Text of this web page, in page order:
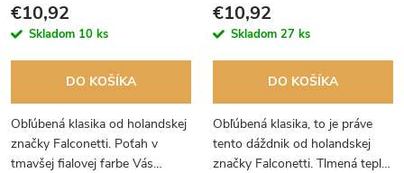
€10,92
Skladom 10 ks
DO KOŠÍKA
Obľúbená klasika od holandskej
značky Falconetti. Poťah v
tmavšej fialovej farbe Vás
€10,92
Skladom 27 ks
DO KOŠÍKA
Obľúbená klasika, to je práve
tento dáždnik od holandskej
značky Falconetti. Tlmená teplá